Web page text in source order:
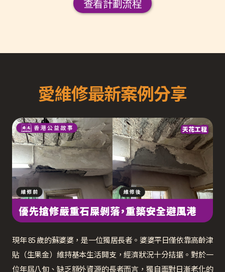
查看計劃流程
愛維修最新案例分享
現年 85 歲的蘇婆婆，是一位獨居長者。婆婆平日僅依靠高齡津
貼（生果金）維持基本生活開支，經濟狀況十分拮据。對於一
位年屆八旬、缺乏額外資源的長者而言，獨自面對日漸老化的